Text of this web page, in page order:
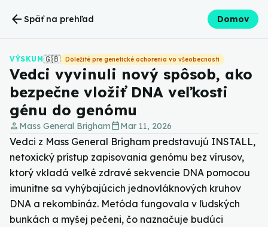
arrow_back Späť na prehľad Domov
VÝSKUM🇬🇧 Dôležité pre genetické ochorenia vo všeobecnosti
Vedci vyvinuli nový spôsob, ako
bezpečne vložiť DNA veľkosti
génu do genómu
person Mass General Brighamcalendar_todayMar 11, 2026
Vedci z Mass General Brigham predstavujú INSTALL,
netoxický prístup zapisovania genómu bez vírusov,
ktorý vkladá veľké zdravé sekvencie DNA pomocou
imunitne sa vyhýbajúcich jednovláknových kruhov
DNA a rekombináz. Metóda fungovala v ľudských
bunkách a myšej pečeni, čo naznačuje budúci